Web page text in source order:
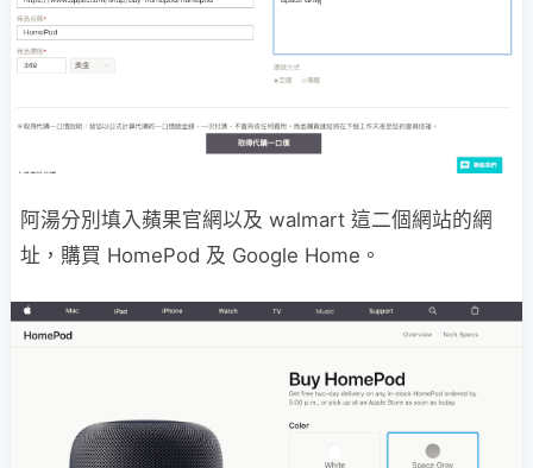
阿湯分別填入蘋果官網以及 walmart 這二個網站的網
址，購買 HomePod 及 Google Home。